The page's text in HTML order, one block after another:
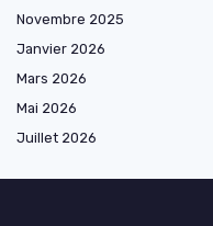
Novembre 2025
Janvier 2026
Mars 2026
Mai 2026
Juillet 2026